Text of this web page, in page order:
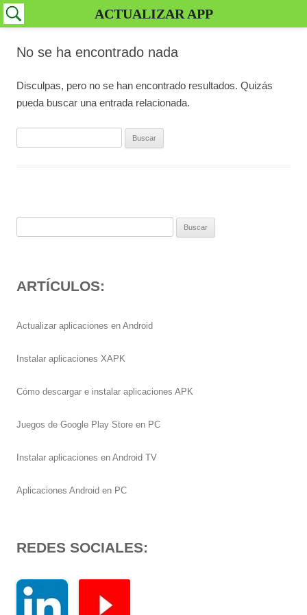
No se ha encontrado nada
Disculpas, pero no se han encontrado resultados. Quizás
pueda buscar una entrada relacionada.
ARTÍCULOS:
Actualizar aplicaciones en Android
Instalar aplicaciones XAPK
Cómo descargar e instalar aplicaciones APK
Juegos de Google Play Store en PC
Instalar aplicaciones en Android TV
Aplicaciones Android en PC
REDES SOCIALES:
ACTUALIZAR APP